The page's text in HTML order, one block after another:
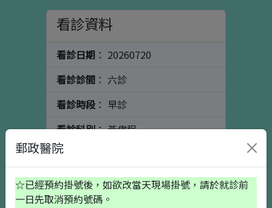
看診資料
看診日期 ： 20260720
看診診間 ： 六診
看診時段 ： 早診
看診科別： 黃偉程
看診醫師
個人資料 初診請按這裡
郵政醫院
☆已經預約掛號後，如欲改當天現場掛號，請於就診前
一日先取消預約號碼。